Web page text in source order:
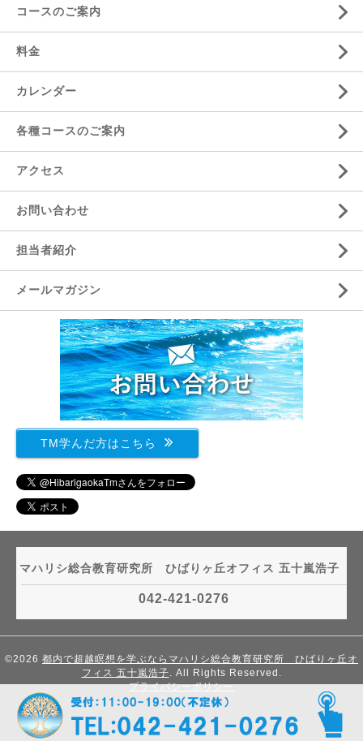
コースのご案内
料金
カレンダー
各種コースのご案内
アクセス
お問い合わせ
担当者紹介
メールマガジン
TM学んだ方はこちら
マハリシ総合教育研究所 ひばりヶ丘オフィス 五十嵐浩子
042-421-0276
©2026 都内で超越瞑想を学ぶならマハリシ総合教育研究所 ひばりヶ丘オ
フィス 五十嵐浩子. All Rights Reserved.
プライバシーポリシー